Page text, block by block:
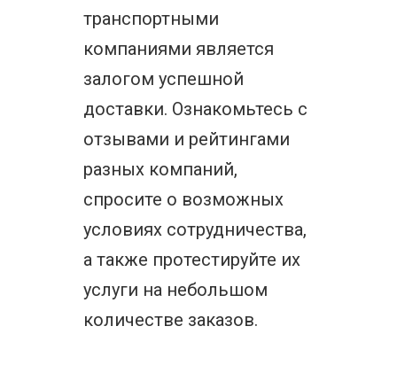
транспортными
компаниями является
залогом успешной
доставки. Ознакомьтесь с
отзывами и рейтингами
разных компаний,
спросите о возможных
условиях сотрудничества,
а также протестируйте их
услуги на небольшом
количестве заказов.